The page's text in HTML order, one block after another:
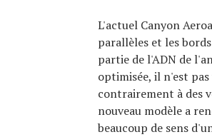
L'actuel Canyon
parallèles et les
partie de l'ADN de
optimisée, il n'est
contrairement à des
nouveau modèle a
beaucoup de sens